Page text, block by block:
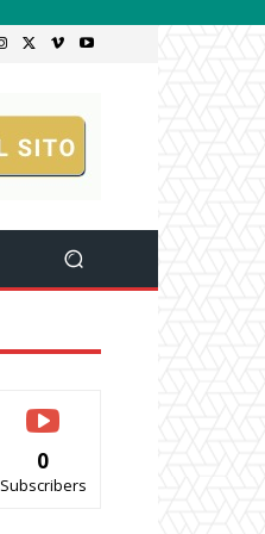
0
Subscribers